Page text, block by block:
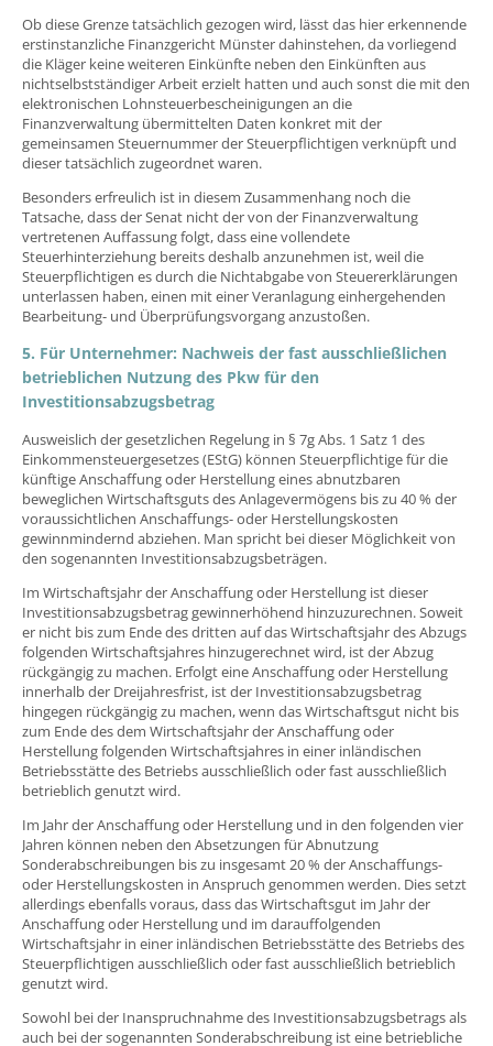
Ob diese Grenze tatsächlich gezogen wird, lässt das hier erkennende
erstinstanzliche Finanzgericht Münster dahinstehen, da vorliegend
die Kläger keine weiteren Einkünfte neben den Einkünften aus
nichtselbstständiger Arbeit erzielt hatten und auch sonst die mit den
elektronischen Lohnsteuerbescheinigungen an die
Finanzverwaltung übermittelten Daten konkret mit der
gemeinsamen Steuernummer der Steuerpflichtigen verknüpft und
dieser tatsächlich zugeordnet waren.
Besonders erfreulich ist in diesem Zusammenhang noch die
Tatsache, dass der Senat nicht der von der Finanzverwaltung
vertretenen Auffassung folgt, dass eine vollendete
Steuerhinterziehung bereits deshalb anzunehmen ist, weil die
Steuerpflichtigen es durch die Nichtabgabe von Steuererklärungen
unterlassen haben, einen mit einer Veranlagung einhergehenden
Bearbeitung- und Überprüfungsvorgang anzustoßen.
5. Für Unternehmer: Nachweis der fast ausschließlichen
betrieblichen Nutzung des Pkw für den
Investitionsabzugsbetrag
Ausweislich der gesetzlichen Regelung in § 7g Abs. 1 Satz 1 des
Einkommensteuergesetzes (EStG) können Steuerpflichtige für die
künftige Anschaffung oder Herstellung eines abnutzbaren
beweglichen Wirtschaftsguts des Anlagevermögens bis zu 40 % der
voraussichtlichen Anschaffungs- oder Herstellungskosten
gewinnmindernd abziehen. Man spricht bei dieser Möglichkeit von
den sogenannten Investitionsabzugsbeträgen.
Im Wirtschaftsjahr der Anschaffung oder Herstellung ist dieser
Investitionsabzugsbetrag gewinnerhöhend hinzuzurechnen. Soweit
er nicht bis zum Ende des dritten auf das Wirtschaftsjahr des Abzugs
folgenden Wirtschaftsjahres hinzugerechnet wird, ist der Abzug
rückgängig zu machen. Erfolgt eine Anschaffung oder Herstellung
innerhalb der Dreijahresfrist, ist der Investitionsabzugsbetrag
hingegen rückgängig zu machen, wenn das Wirtschaftsgut nicht bis
zum Ende des dem Wirtschaftsjahr der Anschaffung oder
Herstellung folgenden Wirtschaftsjahres in einer inländischen
Betriebsstätte des Betriebs ausschließlich oder fast ausschließlich
betrieblich genutzt wird.
Im Jahr der Anschaffung oder Herstellung und in den folgenden vier
Jahren können neben den Absetzungen für Abnutzung
Sonderabschreibungen bis zu insgesamt 20 % der Anschaffungs-
oder Herstellungskosten in Anspruch genommen werden. Dies setzt
allerdings ebenfalls voraus, dass das Wirtschaftsgut im Jahr der
Anschaffung oder Herstellung und im darauffolgenden
Wirtschaftsjahr in einer inländischen Betriebsstätte des Betriebs des
Steuerpflichtigen ausschließlich oder fast ausschließlich betrieblich
genutzt wird.
Sowohl bei der Inanspruchnahme des Investitionsabzugsbetrags als
auch bei der sogenannten Sonderabschreibung ist eine betriebliche